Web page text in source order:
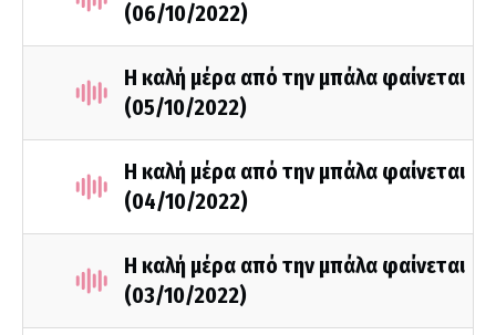
(06/10/2022)
Η καλή μέρα από την μπάλα φαίνεται
(05/10/2022)
Η καλή μέρα από την μπάλα φαίνεται
(04/10/2022)
Η καλή μέρα από την μπάλα φαίνεται
(03/10/2022)